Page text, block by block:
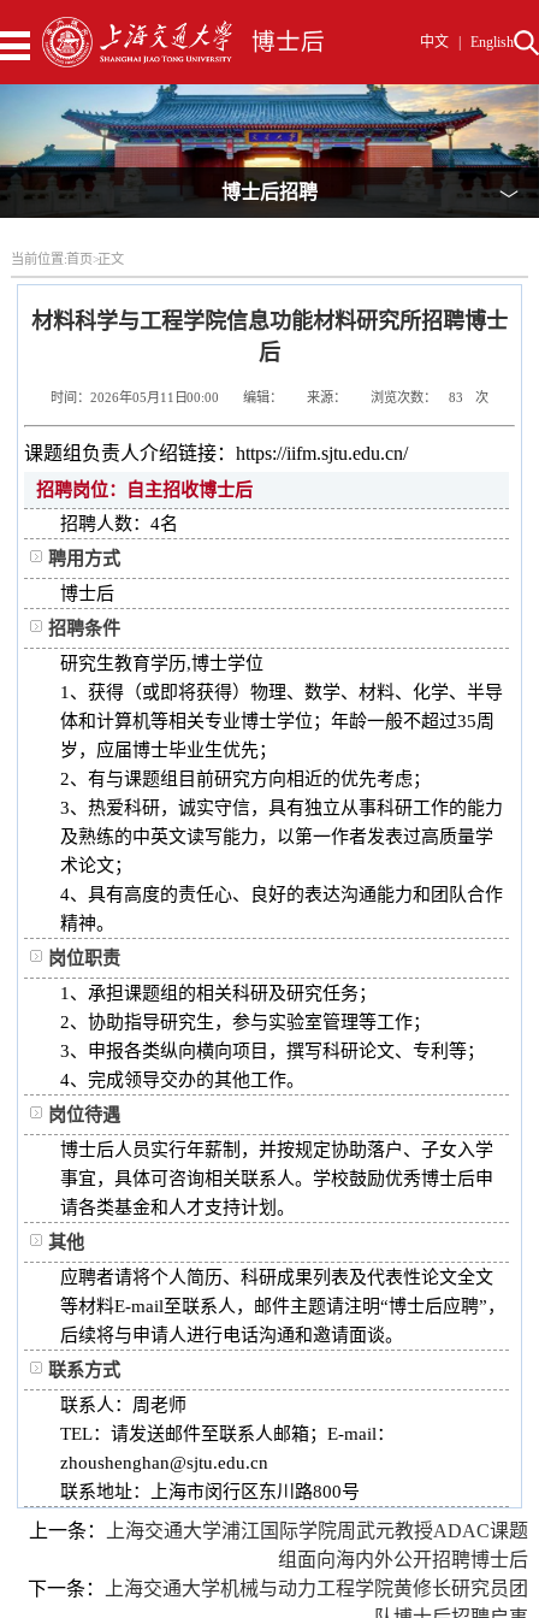
中文 English
博士后招聘 ﹀
当前位置:首页>正文
材料科学与工程学院信息功能材料研究所招聘博士
后
时间：2026年05月11日 00:00 编辑： 来源： 浏览次数： 83 次
课题组负责人介绍链接：https://iifm.sjtu.edu.cn/
招聘岗位：自主招收博士后
招聘人数：4 名
聘用方式
博士后
招聘条件
研究生教育学历,博士学位
1、获得（或即将获得）物理、数学、材料、化学、半导
体和计算机等相关专业博士学位；年龄一般不超过35周
岁，应届博士毕业生优先；
2、有与课题组目前研究方向相近的优先考虑；
3、热爱科研，诚实守信，具有独立从事科研工作的能力
及熟练的中英文读写能力，以第一作者发表过高质量学
术论文；
4、具有高度的责任心、良好的表达沟通能力和团队合作
精神。
岗位职责
1、承担课题组的相关科研及研究任务；
2、协助指导研究生，参与实验室管理等工作；
3、申报各类纵向横向项目，撰写科研论文、专利等；
4、完成领导交办的其他工作。
岗位待遇
博士后人员实行年薪制，并按规定协助落户、子女入学
事宜，具体可咨询相关联系人。学校鼓励优秀博士后申
请各类基金和人才支持计划。
其他
应聘者请将个人简历、科研成果列表及代表性论文全文
等材料E-mail至联系人，邮件主题请注明“博士后应聘”，
后续将与申请人进行电话沟通和邀请面谈。
联系方式
联系人：周老师
TEL：请发送邮件至联系人邮箱； E-mail：
zhoushenghan@sjtu.edu.cn
联系地址：上海市闵行区东川路800号
上一条：
上海交通大学浦江国际学院周武元教授ADAC课题
组面向海内外公开招聘博士后
下一条：
上海交通大学机械与动力工程学院黄修长研究员团